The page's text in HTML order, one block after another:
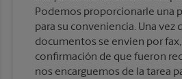
Podemos proporcionarle una
para su conveniencia. Una vez
documentos se envíen por
confirmación de que fueron
nos encarguemos de la tarea